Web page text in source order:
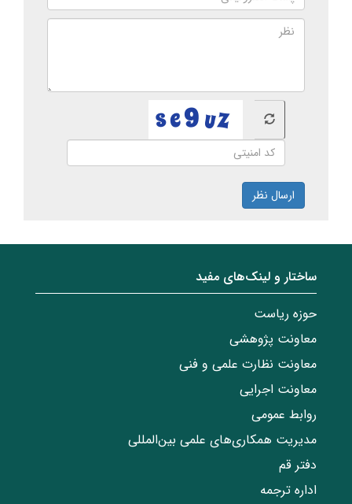
ارسال نظر
ساختار‌‌ و‌‌ لینک‌های مفید
حوزه ریاست
معاونت پژوهشی
معاونت نظارت علمی و فنی
معاونت اجرایی
روابط عمومی
مدیریت همکاری‌های علمی بین‌المللی
دفتر قم
اداره ترجمه